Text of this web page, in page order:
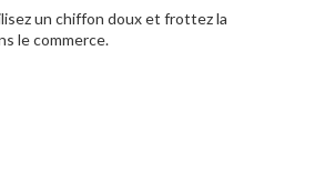
un chiffon doux et frottez la
le commerce.